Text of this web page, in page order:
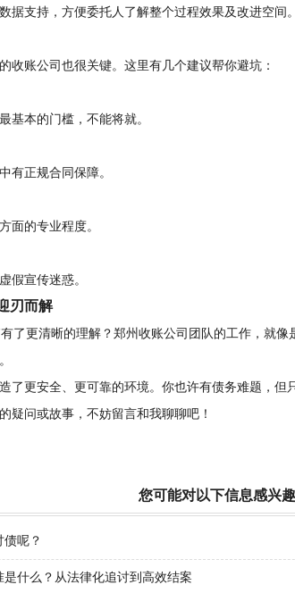
据支持，方便委托人了解整个过程效果及改进空间。
收账公司也很关键。这里有几个建议帮你避坑：
基本的门槛，不能将就。
有正规合同保障。
面的专业程度。
假宣传迷惑。
刃而解
了更清晰的理解？郑州收账公司团队的工作，就
了更安全、更可靠的环境。你也许有债务难题，
疑问或故事，不妨留言和我聊聊吧！
您可能对以下信息感兴
呢？
什么？从法律化追讨到高效结案